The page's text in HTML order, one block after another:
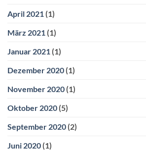
April 2021 (1)
März 2021 (1)
Januar 2021 (1)
Dezember 2020 (1)
November 2020 (1)
Oktober 2020 (5)
September 2020 (2)
Juni 2020 (1)